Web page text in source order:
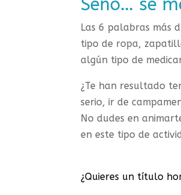
Seño… se
Las 6 palabras más
tipo de ropa,
algún tipo de
¿Te han resultado
serio, ir de
No dudes en
en este tipo de
¿Quieres un título